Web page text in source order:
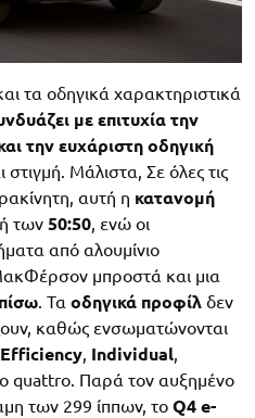
τα οδηγικά χαρακτηριστικά
με επιτυχία την
την ευχάριστη οδηγική
Μάλιστα, Σε όλες τις
αυτή η κατανομή
των 50:50, ενώ οι
από αλουμίνιο
μπροστά και μια
. Τα οδηγικά προφίλ δεν
καθώς ενσωματώνονται
Efficiency, Individual,
quattro. Παρά τον αυξημένο
των 299 ίππων, το Q4 e-